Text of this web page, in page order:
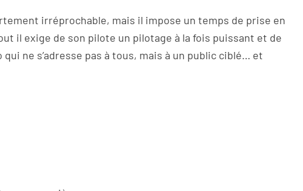
irréprochable, mais il impose un temps de prise en
il exige de son pilote un pilotage à la fois puissant et de
ne s’adresse pas à tous, mais à un public ciblé… et